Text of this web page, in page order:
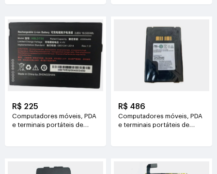
R$ 225
Computadores móveis, PDA
e terminais portáteis de
R$ 486
Computadores móveis, PDA
e terminais portáteis de